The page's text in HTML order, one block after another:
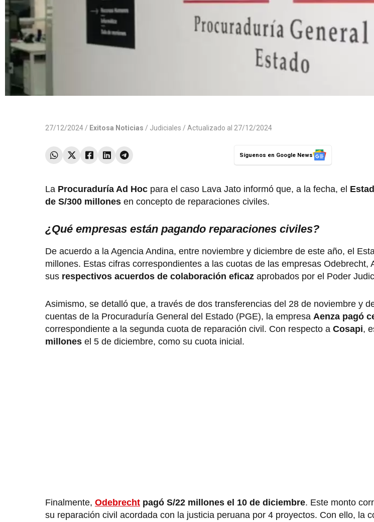
27/12/2024 / Exitosa Noticias / Judiciales / Actualizado al 27/12/2024
Síguenos en Google News
La Procuraduría Ad Hoc para el caso Lava Jato informó que, a la fecha, el
de S/300 millones en concepto de reparaciones civiles.
¿Qué empresas están pagando reparaciones civiles?
De acuerdo a la Agencia Andina, entre noviembre y diciembre de este año, el
millones. Estas cifras correspondientes a las cuotas de las empresas Odebrecht,
sus respectivos acuerdos de colaboración eficaz aprobados por el Poder
Asimismo, se detalló que, a través de dos transferencias del 28 de noviembre y
cuentas de la Procuraduría General del Estado (PGE), la empresa Aenza pagó
correspondiente a la segunda cuota de reparación civil. Con respecto a Cosapi,
millones el 5 de diciembre, como su cuota inicial.
Finalmente, Odebrecht pagó S/22 millones el 10 de diciembre. Este monto
su reparación civil acordada con la justicia peruana por 4 proyectos. Con ello, la